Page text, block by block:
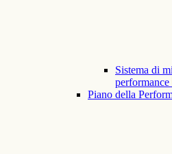
Sistema di
performance
Piano della